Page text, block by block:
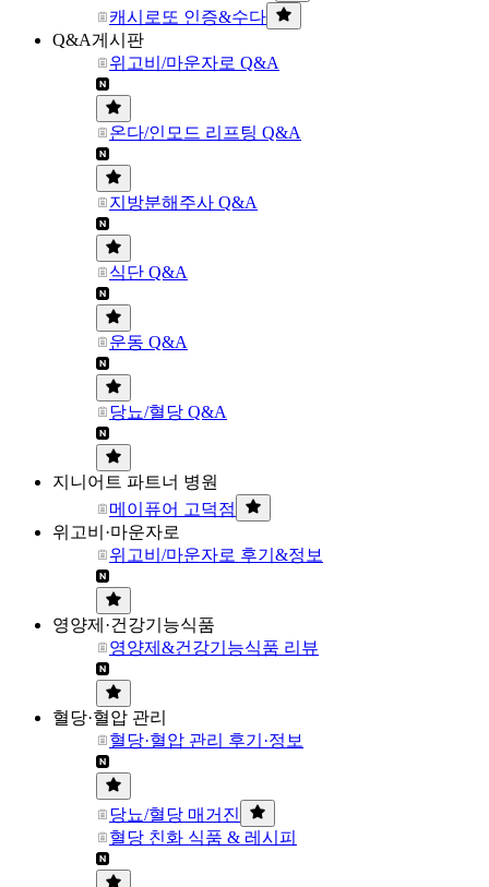
캐시로또 인증&수다
Q&A게시판
위고비/마운자로 Q&A
온다/인모드 리프팅 Q&A
지방분해주사 Q&A
식단 Q&A
운동 Q&A
당뇨/혈당 Q&A
지니어트 파트너 병원
메이퓨어 고덕점
위고비·마운자로
위고비/마운자로 후기&정보
영양제·건강기능식품
영양제&건강기능식품 리뷰
혈당·혈압 관리
혈당·혈압 관리 후기·정보
당뇨/혈당 매거진
혈당 친화 식품 & 레시피